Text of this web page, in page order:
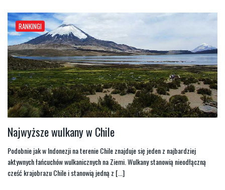
RANKINGI
Najwyższe wulkany w Chile
Podobnie jak w Indonezji na terenie Chile znajduje się jeden z najbardziej
aktywnych łańcuchów wulkanicznych na Ziemi. Wulkany stanowią nieodłączną
cześć krajobrazu Chile i stanowią jedną z [...]